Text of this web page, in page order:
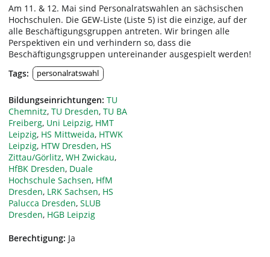
Am 11. & 12. Mai sind Personalratswahlen an sächsischen
Hochschulen. Die GEW-Liste (Liste 5) ist die einzige, auf der
alle Beschäftigungsgruppen antreten. Wir bringen alle
Perspektiven ein und verhindern so, dass die
Beschäftigungsgruppen untereinander ausgespielt werden!
Tags:
personalratswahl
Bildungseinrichtungen: TU
Chemnitz, TU Dresden, TU BA
Freiberg, Uni Leipzig, HMT
Leipzig, HS Mittweida, HTWK
Leipzig, HTW Dresden, HS
Zittau/Görlitz, WH Zwickau,
HfBK Dresden, Duale
Hochschule Sachsen, HfM
Dresden, LRK Sachsen, HS
Palucca Dresden, SLUB
Dresden, HGB Leipzig
Berechtigung: Ja